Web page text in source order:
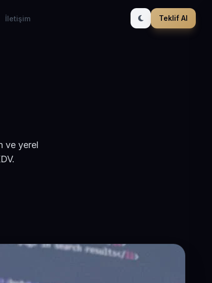
İletişim Teklif Al
ve yerel